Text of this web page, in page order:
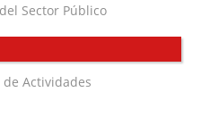
Sector Público
Actividades